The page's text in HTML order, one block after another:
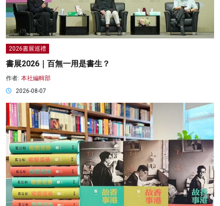
2026書展巡禮
書展2026｜百無一用是書生？
作者: 本社編輯部
2026-08-07